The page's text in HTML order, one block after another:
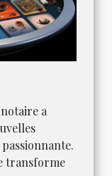
a
transforme